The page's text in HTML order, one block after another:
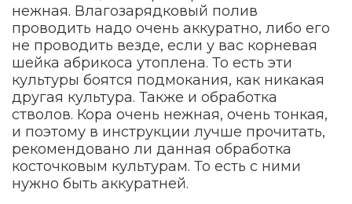
нежная. Влагозарядковый полив
проводить надо очень аккуратно, либо его
не проводить везде, если у вас корневая
шейка абрикоса утоплена. То есть эти
культуры боятся подмокания, как никакая
другая культура. Также и обработка
стволов. Кора очень нежная, очень тонкая,
и поэтому в инструкции лучше прочитать,
рекомендовано ли данная обработка
косточковым культурам. То есть с ними
нужно быть аккуратней.